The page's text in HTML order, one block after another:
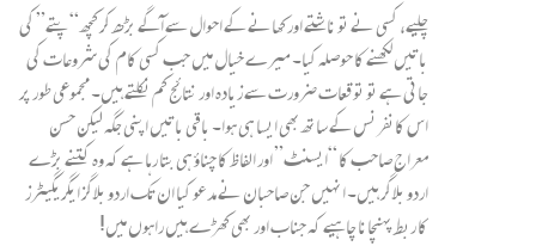
چلیے، کسی نے تو ناشتے اور کھانے کے احوال سے آگے بڑھ کر کچھ “پتے” کی
باتیں لکھنے کا حوصلہ کیا۔ میرے خیال میں جب کسی کام کی شروعات کی
جاتی ہے تو توقعات ضرورت سے زیادہ اور نتائج کم نکلتے ہیں۔ مجموعی طور پر
اس کانفرنس کے ساتھ بھی ایسا ہی ہوا۔ باقی باتیں اپنی جگہ لیکن حسن
معراج صاحب کا “ایسنٹ” اور الفاظ کا چناؤ ہی بتا رہا ہے کہ وہ کتنے بڑے
اردو بلاگر ہیں۔ انہیں جن صاحبان نے مدعو کیا ان تک اردو بلاگز ایگریگیٹرز
کا ربط پہنچانا چاہیے کہ جناب اور بھی کھڑے ہیں راہوں میں!